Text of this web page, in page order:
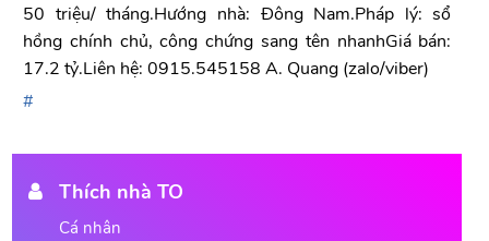
50 triệu/ tháng.Hướng nhà: Đông Nam.Pháp lý: sổ
hồng chính chủ, công chứng sang tên nhanhGiá bán:
17.2 tỷ.Liên hệ: 0915.545158 A. Quang (zalo/viber)
Thích nhà TO
Cá nhân